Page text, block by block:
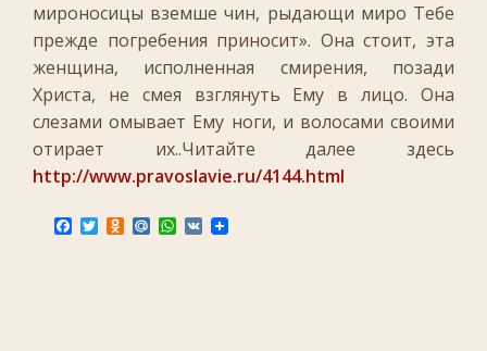
мироносицы вземше чин, рыдающи миро Тебе
прежде погребения приносит». Она стоит, эта
женщина, исполненная смирения, позади
Христа, не смея взглянуть Ему в лицо. Она
слезами омывает Ему ноги, и волосами своими
отирает их..Читайте далее здесь
http://www.pravoslavie.ru/4144.html
T O M W V